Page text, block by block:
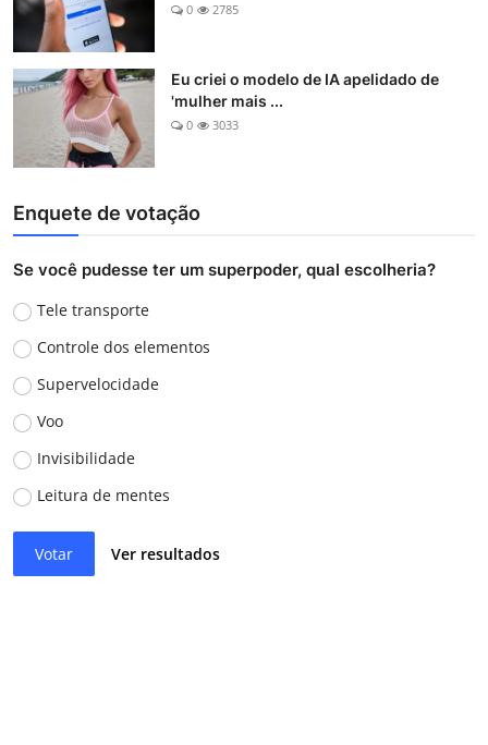
0 2785
Eu criei o modelo de IA apelidado de
'mulher mais ...
0 3033
Enquete de votação
Se você pudesse ter um superpoder, qual escolheria?
Tele transporte
Controle dos elementos
Supervelocidade
Voo
Invisibilidade
Leitura de mentes
Votar Ver resultados